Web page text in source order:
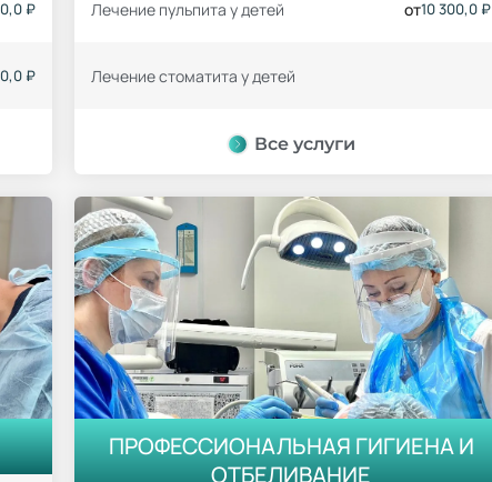
₽
₽
Лечение пульпита у детей от10 300,0 ₽
Лечение стоматита у детей
Все услуги
ПРОФЕССИОНАЛЬНАЯ ГИГИЕНА И
ОТБЕЛИВАНИЕ